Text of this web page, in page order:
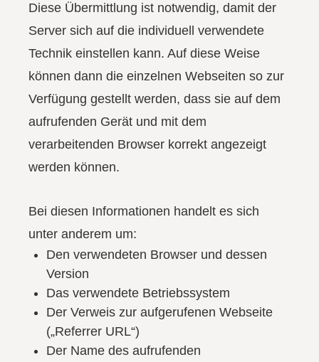
Diese Übermittlung ist notwendig, damit der
Server sich auf die individuell verwendete
Technik einstellen kann. Auf diese Weise
können dann die einzelnen Webseiten so zur
Verfügung gestellt werden, dass sie auf dem
aufrufenden Gerät und mit dem
verarbeitenden Browser korrekt angezeigt
werden können.
Bei diesen Informationen handelt es sich
unter anderem um:
Den verwendeten Browser und dessen
Version
Das verwendete Betriebssystem
Der Verweis zur aufgerufenen Webseite
(„Referrer URL“)
Der Name des aufrufenden